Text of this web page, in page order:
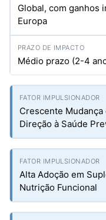
Global, com ganhos
Europa
Médio prazo (2-4
Crescente
Direção à Saúde
Alta Adoção em
Nutrição Funcional